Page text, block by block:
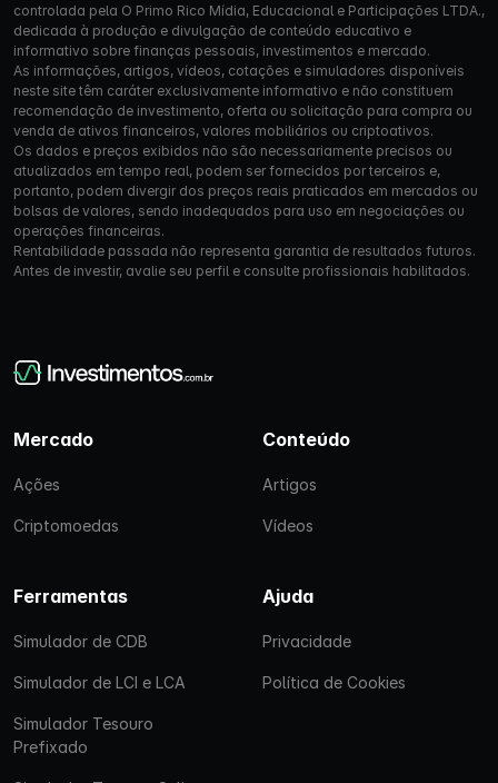
controlada pela O Primo Rico Mídia, Educacional e Participações LTDA.,
dedicada à produção e divulgação de conteúdo educativo e
informativo sobre finanças pessoais, investimentos e mercado.
As informações, artigos, vídeos, cotações e simuladores disponíveis
neste site têm caráter exclusivamente informativo e não constituem
recomendação de investimento, oferta ou solicitação para compra ou
venda de ativos financeiros, valores mobiliários ou criptoativos.
Os dados e preços exibidos não são necessariamente precisos ou
atualizados em tempo real, podem ser fornecidos por terceiros e,
portanto, podem divergir dos preços reais praticados em mercados ou
bolsas de valores, sendo inadequados para uso em negociações ou
operações financeiras.
Rentabilidade passada não representa garantia de resultados futuros.
Antes de investir, avalie seu perfil e consulte profissionais habilitados.
Mercado
Ações
Criptomoedas
Conteúdo
Artigos
Vídeos
Ferramentas
Simulador de CDB
Simulador de LCI e LCA
Simulador Tesouro
Prefixado
Ajuda
Privacidade
Política de Cookies